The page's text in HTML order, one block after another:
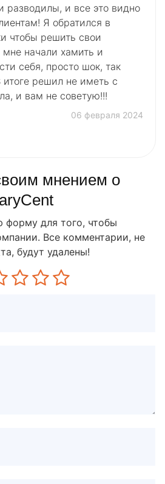
разводилы, и все это видно
Я обратился в
чтобы решить свои
начали хамить и
себя, просто шок, так
решил не иметь с
и вам не советую!!!
06 февраля 2024
мнением о
форму для того, чтобы
Все комментарии, не
будут удалены!